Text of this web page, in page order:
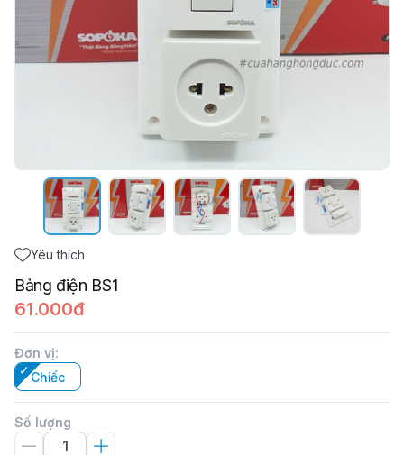
Yêu thích
Bảng điện BS1
61.000đ
Đơn vị:
Chiếc
Số lượng